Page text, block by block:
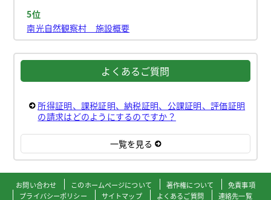
5位
南光自然観察村 施設概要
よくあるご質問
所得証明、課税証明、納税証明、公課証明、評価証明
の請求はどのようにするのですか？
一覧を見る
お問い合わせ このホームページについて 著作権について
免責事項
プライバシーポリシー
サイトマップ よくあるご質問 連絡先一覧